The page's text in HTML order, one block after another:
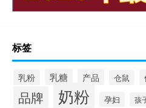
标签
乳粉 乳糖 产品 仓鼠
品牌 奶粉 孕妇 孩